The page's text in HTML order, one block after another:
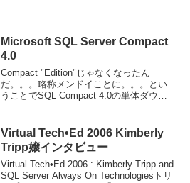
Microsoft SQL Server Compact
4.0
Compact "Edition"じゃなくなったん
だ。。。略称メンドイことに。。。とい
うことでSQL Compact 4.0の単体ダウン
い...
Virtual Tech•Ed 2006 Kimberly
Tripp嬢インタビュー
Virtual Tech•Ed 2006 : Kimberly Tripp and
SQL Server Always On Technologiesトリ